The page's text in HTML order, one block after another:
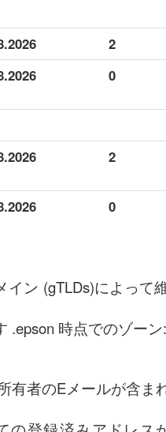
2
0
2
0
ン (gTLDs)によって
時点でのゾーン
有者のEメールが含ま